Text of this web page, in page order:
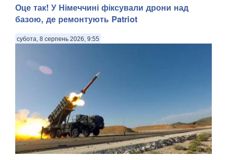
Оце так! У Німеччині фіксували дрони над
базою, де ремонтують Patriot
субота, 8 серпень 2026, 9:55